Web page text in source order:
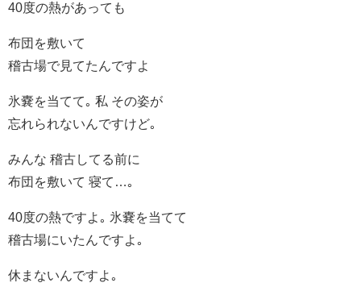
40度の熱があっても
布団を敷いて
稽古場で見てたんですよ
氷嚢を当てて｡ 私 その姿が
忘れられないんですけど｡
みんな 稽古してる前に
布団を敷いて 寝て…｡
40度の熱ですよ｡ 氷嚢を当てて
稽古場にいたんですよ｡
休まないんですよ｡